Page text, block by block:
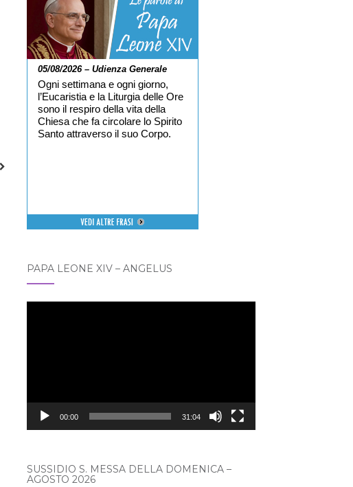
05/08/2026 – Udienza Generale
Ogni settimana e ogni giorno,
l’Eucaristia e la Liturgia delle Ore
sono il respiro della vita della
Chiesa che fa circolare lo Spirito
Santo attraverso il suo Corpo.
PAPA LEONE XIV – ANGELUS
00:00 31:04
SUSSIDIO S. MESSA DELLA DOMENICA –
AGOSTO 2026